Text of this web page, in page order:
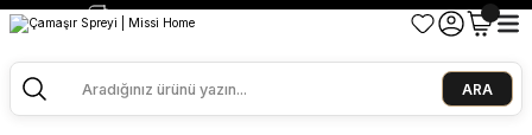
2500 TL ve Üzeri Alışverişlerde Kargo Bedava!
ARA